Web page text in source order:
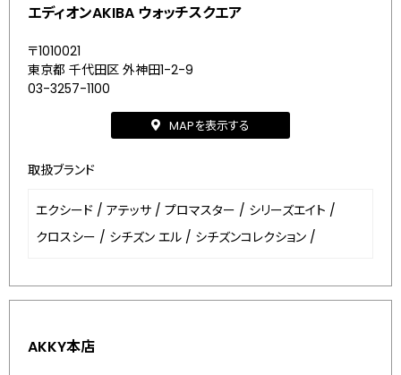
エディオンAKIBA ウォッチスクエア
〒1010021
東京都 千代田区 外神田1-2-9
03-3257-1100
MAPを表示する
取扱ブランド
エクシード / アテッサ / プロマスター / シリーズエイト /
クロスシー / シチズン エル / シチズンコレクション /
AKKY本店